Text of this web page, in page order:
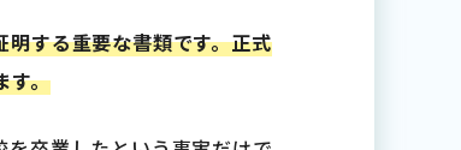
する重要な書類です。正式
す。